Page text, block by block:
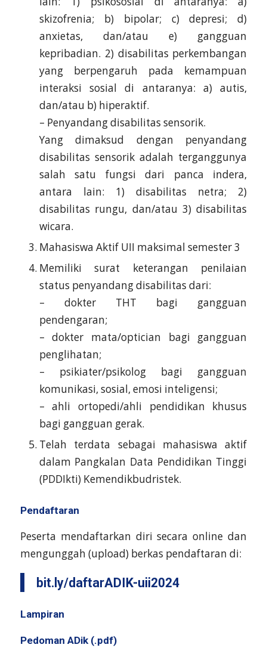
skizofrenia; b) bipolar; c) depresi; d)
anxietas, dan/atau e) gangguan
kepribadian. 2) disabilitas perkembangan
yang berpengaruh pada kemampuan
interaksi sosial di antaranya: a) autis,
dan/atau b) hiperaktif.
– Penyandang disabilitas sensorik.
Yang dimaksud dengan penyandang
disabilitas sensorik adalah terganggunya
salah satu fungsi dari panca indera,
antara lain: 1) disabilitas netra; 2)
disabilitas rungu, dan/atau 3) disabilitas
wicara.
Mahasiswa Aktif UII maksimal semester 3
Memiliki surat keterangan penilaian
status penyandang disabilitas dari:
– dokter THT bagi gangguan
pendengaran;
– dokter mata/optician bagi gangguan
penglihatan;
– psikiater/psikolog bagi gangguan
komunikasi, sosial, emosi inteligensi;
– ahli ortopedi/ahli pendidikan khusus
bagi gangguan gerak.
Telah terdata sebagai mahasiswa aktif
dalam Pangkalan Data Pendidikan Tinggi
(PDDIkti) Kemendikbudristek.
Pendaftaran
Peserta mendaftarkan diri secara online dan
mengunggah (upload) berkas pendaftaran di:
bit.ly/daftarADIK-uii2024
Lampiran
Pedoman ADik (.pdf)